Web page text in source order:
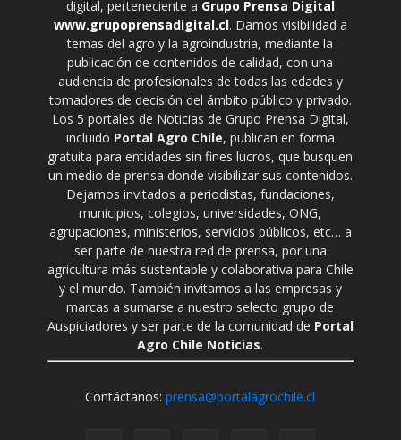
digital, perteneciente a Grupo Prensa Digital
www.grupoprensadigital.cl. Damos visibilidad a
temas del agro y la agroindustria, mediante la
publicación de contenidos de calidad, con una
audiencia de profesionales de todas las edades y
tomadores de decisión del ámbito público y privado.
Los 5 portales de Noticias de Grupo Prensa Digital,
incluido Portal Agro Chile, publican en forma
gratuita para entidades sin fines lucros, que busquen
un medio de prensa donde visibilizar sus contenidos.
Dejamos invitados a periodistas, fundaciones,
municipios, colegios, universidades, ONG,
agrupaciones, ministerios, servicios públicos, etc… a
ser parte de nuestra red de prensa, por una
agricultura más sustentable y colaborativa para Chile
y el mundo. También invitamos a las empresas y
marcas a sumarse a nuestro selecto grupo de
Auspiciadores y ser parte de la comunidad de Portal
Agro Chile Noticias.
Contáctanos:prensa@portalagrochile.cl